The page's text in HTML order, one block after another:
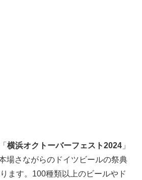
横浜オクトーバーフェスト2024 」
場さながらのドイツビールの祭典
ます。100種類以上のビールやド